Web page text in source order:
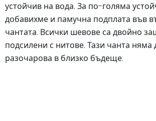
устойчив на вода. За по-голяма
добавихме и памучна подплата във
чантата. Всички шевове са двойно
подсилени с нитове. Тази чанта няма
разочарова в близко бъдеще.